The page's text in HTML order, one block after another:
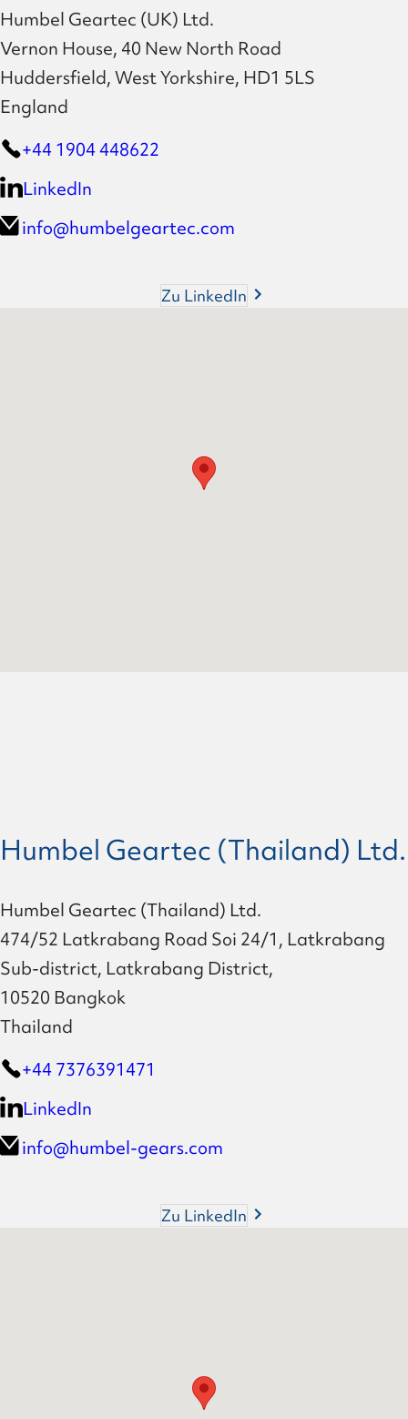
Humbel Geartec (UK) Ltd.
Vernon House, 40 New North Road
Huddersfield, West Yorkshire, HD1 5LS
England
+44 1904 448622
LinkedIn
info@humbelgeartec.com
Zu LinkedIn
Humbel Geartec (Thailand) Ltd.
Humbel Geartec (Thailand) Ltd.
474/52 Latkrabang Road Soi 24/1, Latkrabang
Sub-district, Latkrabang District,
10520 Bangkok
Thailand
+44 7376391471
LinkedIn
info@humbel-gears.com
Zu LinkedIn